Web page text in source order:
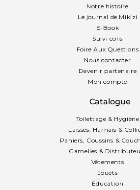
Notre histoire
Le journal de Mikizi
E-Book
Suivi colis
Foire Aux Questions
Nous contacter
Devenir partenaire
Mon compte
Catalogue
Toilettage & Hygiène
Laisses, Harnais &
Paniers, Coussins &
Gamelles &
Vêtements
Jouets
Éducation